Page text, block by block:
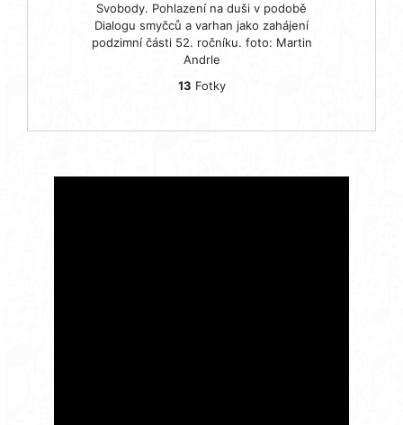
Svobody. Pohlazení na duši v podobě
Dialogu smyčců a varhan jako zahájení
podzimní části 52. ročníku. foto: Martin
Andrle
13 Fotky